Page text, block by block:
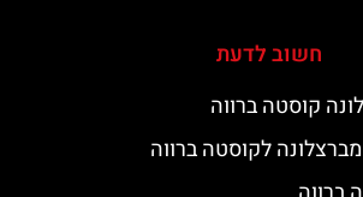
חשוב לדעת
קוסטה ברווה
מברצלונה לקוסטה ברווה